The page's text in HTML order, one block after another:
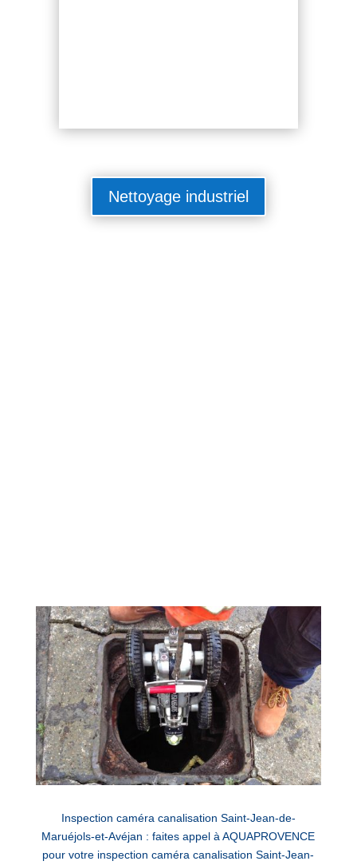
Nettoyage industriel
Inspection caméra canalisation Saint-Jean-de-
Maruéjols-et-Avéjan : faites appel à AQUAPROVENCE
pour votre inspection caméra canalisation Saint-Jean-